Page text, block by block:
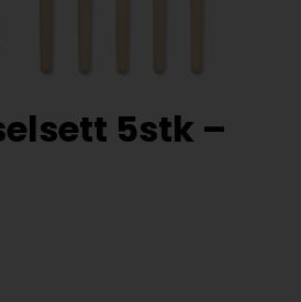
5stk –